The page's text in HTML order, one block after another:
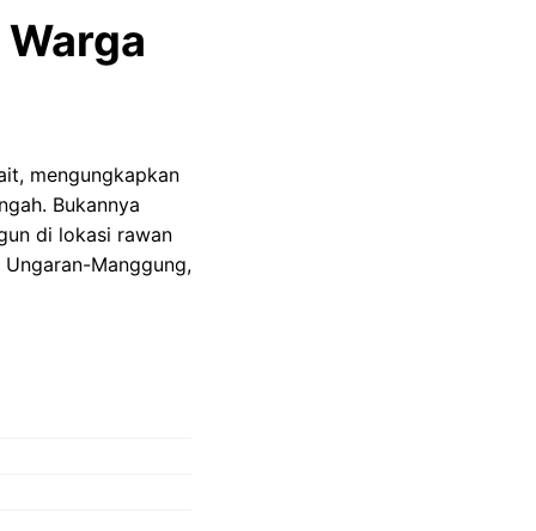
mengungkapkan
Bukannya
di lokasi rawan
Manggung,